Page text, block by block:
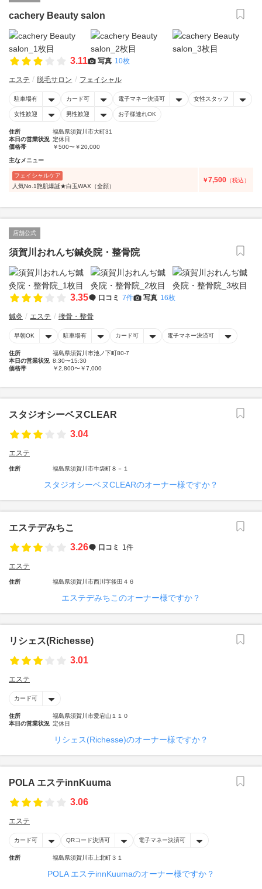
cachery Beauty salon
3.11 写真 10枚
エステ 脱毛サロン フェイシャル
駐車場有 カード可 電子マネー決済可 女性スタッフ
女性歓迎 男性歓迎 お子様連れOK
住所
福島県須賀川市大町31
本日の営業状況 定休日
価格帯
￥500〜￥20,000
主なメニュー
フェイシャルケア
人気No.1艶肌爆誕★白玉WAX（全顔）
￥7,500 （税込）
店舗公式
須賀川おれんぢ鍼灸院・整骨院
3.35 口コミ 7件 写真 16枚
鍼灸 エステ 接骨・整骨
早朝OK 駐車場有 カード可 電子マネー決済可
住所
福島県須賀川市池ノ下町80-7
本日の営業状況 8:30〜15:30
価格帯
￥2,800〜￥7,000
スタジオシーベヌCLEAR
3.04
エステ
住所 福島県須賀川市牛袋町８－１
スタジオシーベヌCLEARのオーナー様ですか？
エステデみちこ
3.26
口コミ 1件
エステ
住所 福島県須賀川市西川字後田４６
エステデみちこのオーナー様ですか？
リシェス(Richesse)
3.01
エステ
カード可
住所
福島県須賀川市愛宕山１１０
本日の営業状況 定休日
リシェス(Richesse)のオーナー様ですか？
POLA エステinnKuuma
3.06
エステ
カード可 QRコード決済可 電子マネー決済可
住所 福島県須賀川市上北町３１
POLA エステinnKuumaのオーナー様ですか？